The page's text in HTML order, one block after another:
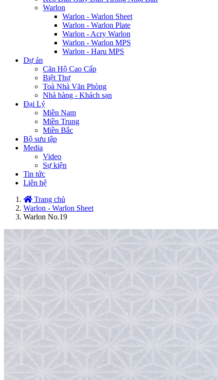
Warlon
Warlon - Warlon Sheet
Warlon - Warlon Plate
Warlon - Acry Warlon
Warlon - Warlon MPS
Warlon - Haru MPS
Dự án
Căn Hộ Cao Cấp
Biệt Thự
Toà Nhà Văn Phòng
Nhà hàng - Khách sạn
Đại Lý
Miền Nam
Miền Trung
Miền Bắc
Bộ sưu tập
Media
Video
Sự kiện
Tin tức
Liên hệ
Trang chủ
Warlon - Warlon Sheet
Warlon No.19